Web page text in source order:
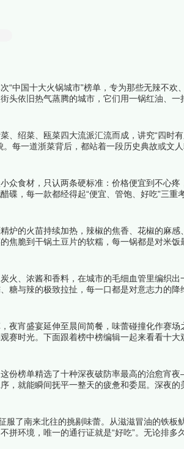
“中国十大火锅城市”榜单，专为那些无辣不欢
依旧热气蒸腾的城市，它们用一锅红油、一
油火锅的香醇细腻，从潮汕牛肉锅的极致鲜
一起来看看详细名单吧！
、绍菜、瓯菜四大流派汇流而成，讲究“四时
每一道浙菜背后，都站着一段历史典故或文
榜编辑一起来看看详细名单吧！
众食材，只认两条硬标准：价格便宜到不心疼
，每一款都经得起“便宜、管饱、好吃”三重考
藉。下面跟着榜中榜编辑一起来看看详细名
炉的火苗持续加热，辣椒的焦香、花椒的麻感
脆到干锅土豆片的软糯，每一锅都是对米饭
响的铁锅，吃到额头冒汗才叫痛快。下面跟
火、浓酱和香料，在城市的毛细血管里编织出
糖与辣的极致拉扯，每一口都是对意志力的降
些在街边小摊前屡战屡败、却又乐此不疲的瘾
夜宵盛宴延伸至晨间简餐，味蕾碰撞化作赛场
时光。下面跟着榜中榜编辑一起来看看十大
份榜单精选了十种深夜破防率最高的治愈宵
就能瞬间抚平一整天的疲惫和委屈。深夜的
起来看看详细名单吧！
服了南来北往的挑剔味蕾。从滋滋冒油的铁板
拼环境，唯一的通行证就是“好吃”。无论排多
看看详细名单吧！